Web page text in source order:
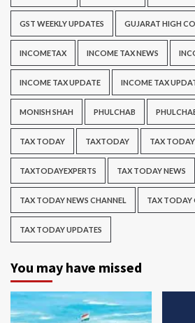
GST WEEKLY UPDATES GUJARAT HIGH
INCOMETAX INCOME TAX NEWS
INCOME TAX UPDATE INCOME TAX
MONISH SHAH PHULCHAB
TAX TODAY TAXTODAY TAX TODAY
TAXTODAYEXPERTS TAX TODAY NEWS
TAX TODAY NEWS CHANNEL TAX TODAY
TAX TODAY UPDATES
You may have missed